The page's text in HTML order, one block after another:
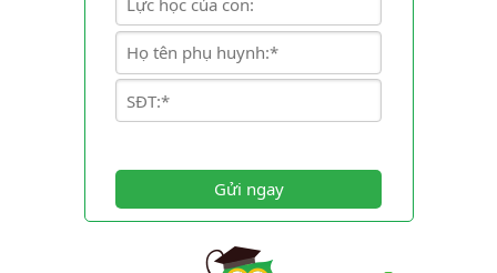
Gửi ngay